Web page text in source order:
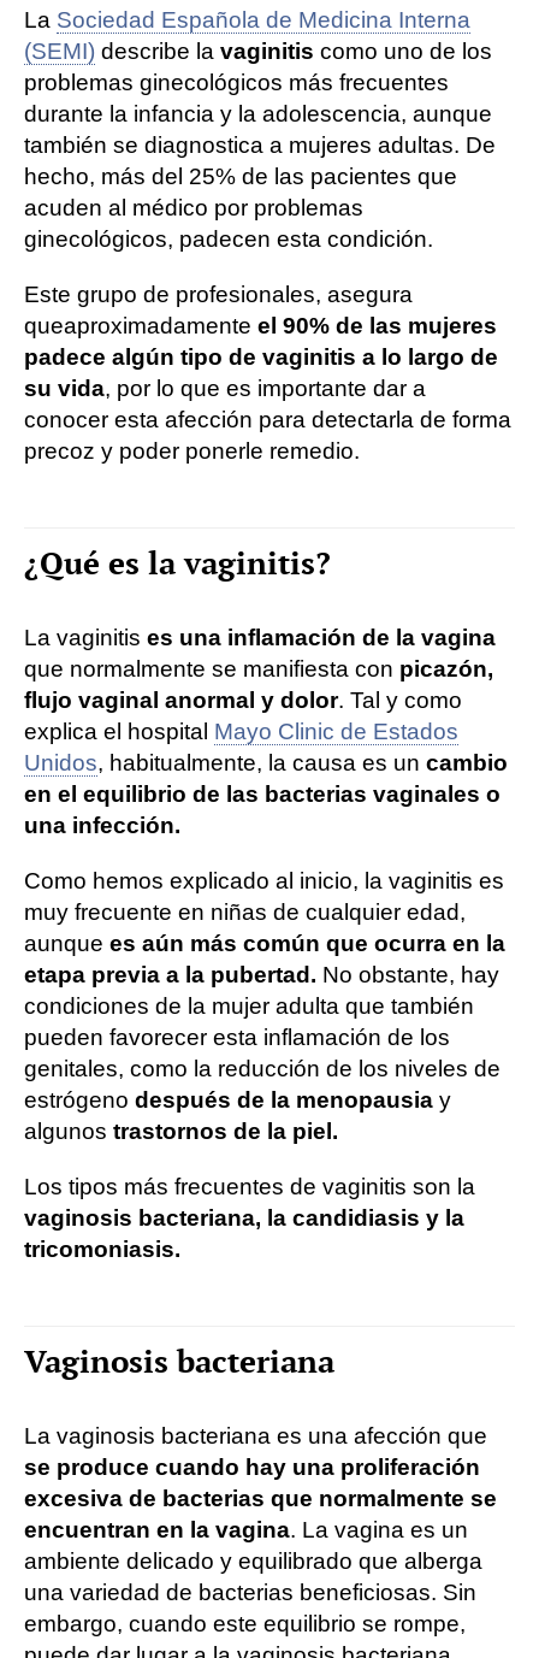
La Sociedad Española de Medicina Interna
(SEMI) describe la vaginitis como uno de los
problemas ginecológicos más frecuentes
durante la infancia y la adolescencia, aunque
también se diagnostica a mujeres adultas. De
hecho, más del 25% de las pacientes que
acuden al médico por problemas
ginecológicos, padecen esta condición.
Este grupo de profesionales, asegura
queaproximadamente el 90% de las mujeres
padece algún tipo de vaginitis a lo largo de
su vida, por lo que es importante dar a
conocer esta afección para detectarla de forma
precoz y poder ponerle remedio.
¿Qué es la vaginitis?
La vaginitis es una inflamación de la vagina
que normalmente se manifiesta con picazón,
flujo vaginal anormal y dolor. Tal y como
explica el hospital Mayo Clinic de Estados
Unidos, habitualmente, la causa es un cambio
en el equilibrio de las bacterias vaginales o
una infección.
Como hemos explicado al inicio, la vaginitis es
muy frecuente en niñas de cualquier edad,
aunque es aún más común que ocurra en la
etapa previa a la pubertad. No obstante, hay
condiciones de la mujer adulta que también
pueden favorecer esta inflamación de los
genitales, como la reducción de los niveles de
estrógeno después de la menopausia y
algunos trastornos de la piel.
Los tipos más frecuentes de vaginitis son la
vaginosis bacteriana, la candidiasis y la
tricomoniasis.
Vaginosis bacteriana
La vaginosis bacteriana es una afección que
se produce cuando hay una proliferación
excesiva de bacterias que normalmente se
encuentran en la vagina. La vagina es un
ambiente delicado y equilibrado que alberga
una variedad de bacterias beneficiosas. Sin
embargo, cuando este equilibrio se rompe,